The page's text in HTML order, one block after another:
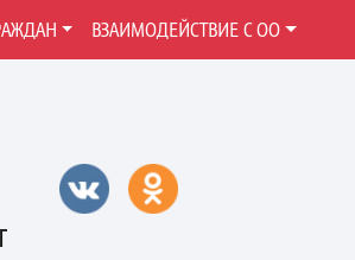
ВЗАИМОДЕЙСТВИЕ С ОО